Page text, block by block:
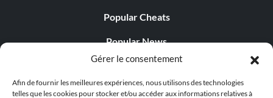
Gérer le consentement
Afin de fournir les meilleures expériences, nous utilisons des technologies
telles que les cookies pour stocker et/ou accéder aux informations relatives à
Popular Cheats
Popular News
Popular Editorials
Popular Free Games